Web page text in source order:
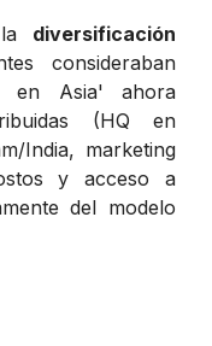
diversificación
consideraban
en Asia' ahora
(HQ en
India, marketing
y acceso a
del modelo